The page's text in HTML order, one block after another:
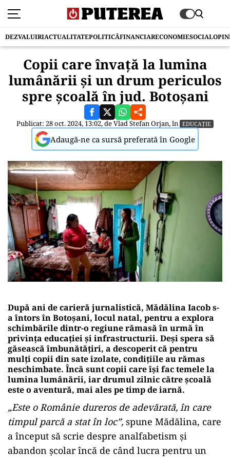
DEZVALUIRIACTUALITATEPOLITICĂFINANCIARECONOMIESOCIAL
Copii care învață la lumina
lumânării și un drum periculos
spre școală în jud. Botoșani
Publicat: 28 oct. 2024, 13:02, deVlad Stefan Orjan, în EDUCAȚIE
Adaugă-ne ca sursă preferată în Google
După ani de carieră jurnalistică, Mădălina Iacob s-
a întors în Botoșani, locul natal, pentru a explora
schimbările dintr-o regiune rămasă în urmă în
privința educației și infrastructurii. Deși spera să
găsească îmbunătățiri, a descoperit că pentru
mulți copii din sate izolate, condițiile au rămas
neschimbate. Încă sunt copii care își fac temele la
lumina lumânării, iar drumul zilnic către școală
este o aventură, mai ales pe timp de iarnă.
„Este o Românie dureros de adevărată, în care
timpul parcă a stat în loc”, spune Mădălina, care
a început să scrie despre analfabetism și
abandon școlar încă de când lucra pentru un